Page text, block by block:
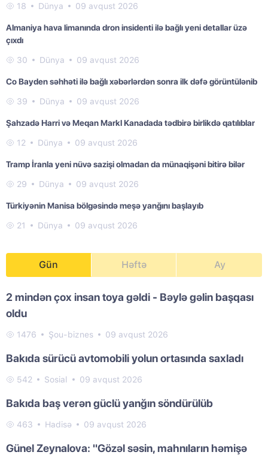
18 Dünya 09 avqust 2026
Almaniya hava limanında dron insidenti ilə bağlı yeni detallar üzə
çıxdı
30 Dünya 09 avqust 2026
Co Bayden səhhəti ilə bağlı xəbərlərdən sonra ilk dəfə görüntülənib
39 Dünya 09 avqust 2026
Şahzadə Harri və Meqan Markl Kanadada tədbirə birlikdə qatılıblar
12 Dünya 09 avqust 2026
Tramp İranla yeni nüvə sazişi olmadan da münaqişəni bitirə bilər
29 Dünya 09 avqust 2026
Türkiyənin Manisa bölgəsində meşə yanğını başlayıb
21 Dünya 09 avqust 2026
Gün Həftə Ay
2 mindən çox insan toya gəldi - Bəylə gəlin başqası
oldu
1476 Şou-biznes 09 avqust 2026
Bakıda sürücü avtomobili yolun ortasında saxladı
542 Sosial 09 avqust 2026
Bakıda baş verən güclü yanğın söndürülüb
463 Hadisə 09 avqust 2026
Günel Zeynalova: "Gözəl səsin, mahnıların həmişə